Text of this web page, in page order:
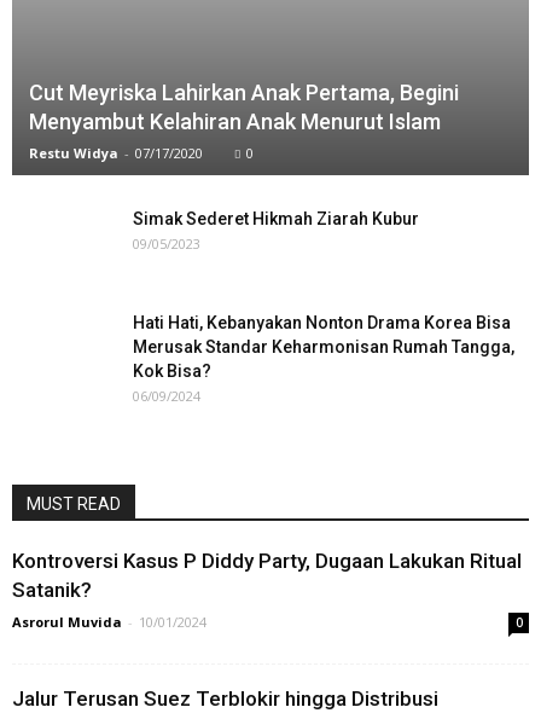
Cut Meyriska Lahirkan Anak Pertama, Begini
Menyambut Kelahiran Anak Menurut Islam
Restu Widya - 07/17/2020 0
Simak Sederet Hikmah Ziarah Kubur
09/05/2023
Hati Hati, Kebanyakan Nonton Drama Korea Bisa
Merusak Standar Keharmonisan Rumah Tangga,
Kok Bisa?
06/09/2024
MUST READ
Kontroversi Kasus P Diddy Party, Dugaan Lakukan Ritual
Satanik?
Asrorul Muvida - 10/01/2024 0
Jalur Terusan Suez Terblokir hingga Distribusi